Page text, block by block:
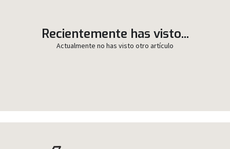
Recientemente has visto...
Actualmente no has visto otro artículo